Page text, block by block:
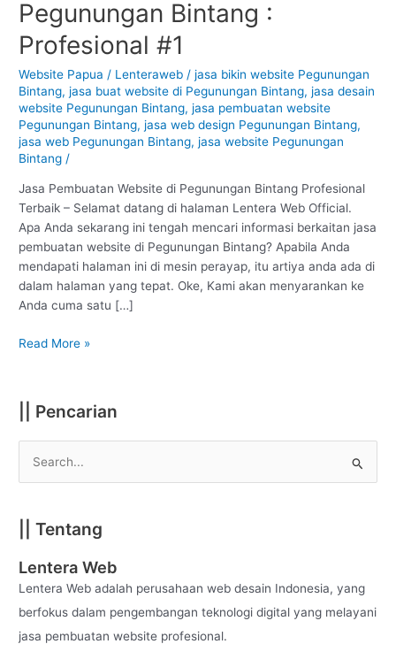
Pegunungan Bintang :
Profesional #1
Website Papua / Lenteraweb /jasa bikin website Pegunungan
Bintang,jasa buat website di Pegunungan Bintang,jasa desain
website Pegunungan Bintang,jasa pembuatan website
Pegunungan Bintang,jasa web design Pegunungan Bintang,
jasa web Pegunungan Bintang,jasa website Pegunungan
Bintang /
Jasa Pembuatan Website di Pegunungan Bintang Profesional
Terbaik – Selamat datang di halaman Lentera Web Official.
Apa Anda sekarang ini tengah mencari informasi berkaitan jasa
pembuatan website di Pegunungan Bintang? Apabila Anda
mendapati halaman ini di mesin perayap, itu artiya anda ada di
dalam halaman yang tepat. Oke, Kami akan menyarankan ke
Anda cuma satu […]
Website
di
Pegunungan
Bintang
:
Profesional
#1
Read More »
|| Pencarian
r
c
h
f
o
|| Tentang
Lentera Web
Lentera Web adalah perusahaan web desain Indonesia, yang
berfokus dalam pengembangan teknologi digital yang melayani
jasa pembuatan website profesional.